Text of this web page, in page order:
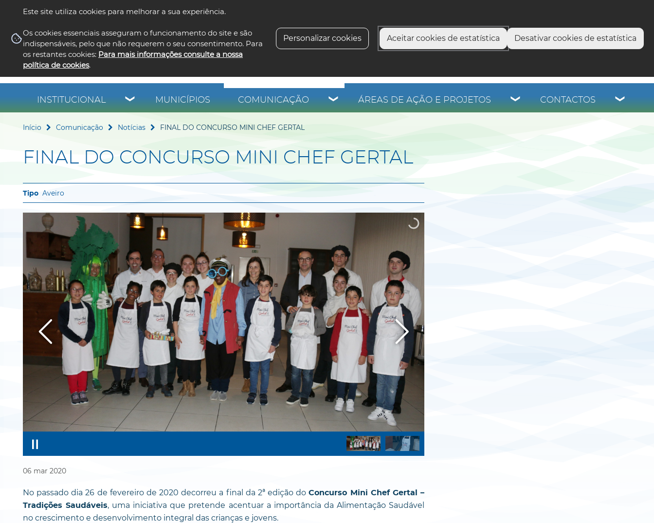
Este site utiliza cookies para melhorar a sua experiência.
Os cookies essenciais asseguram o funcionamento do site e são
indispensáveis, pelo que não requerem o seu consentimento. Para
os restantes cookies: Para mais informações consulte a nossa
política de cookies.
Personalizar cookies Aceitar cookies de estatística Desativar cookies de estatística
INSTITUCIONAL MUNICÍPIOS COMUNICAÇÃO ÁREAS DE AÇÃO E PROJETOS CONTACTOS
Início Comunicação Notícias FINAL DO CONCURSO MINI CHEF GERTAL
FINAL DO CONCURSO MINI CHEF GERTAL
Aveiro
06 mar 2020
No passado dia 26 de fevereiro de 2020 decorreu a final da 2ª edição doConcurso Mini Chef Gertal –
Tradições Saudáveis, uma iniciativa que pretende acentuar a importância da Alimentação Saudável
no crescimento e desenvolvimento integral das crianças e jovens.